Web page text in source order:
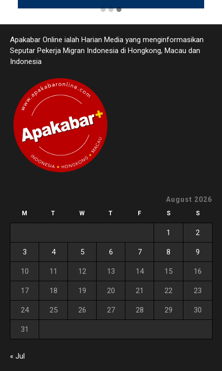
Apakabar Online ialah Harian Media yang menginformasikan
Seputar Pekerja Migran Indonesia di Hongkong, Macau dan
Indonesia
August 2026
M T W T F S S
1 2
3 4 5 6 7 8 9
10 11 12 13 14 15 16
17 18 19 20 21 22 23
24 25 26 27 28 29 30
31
« Jul